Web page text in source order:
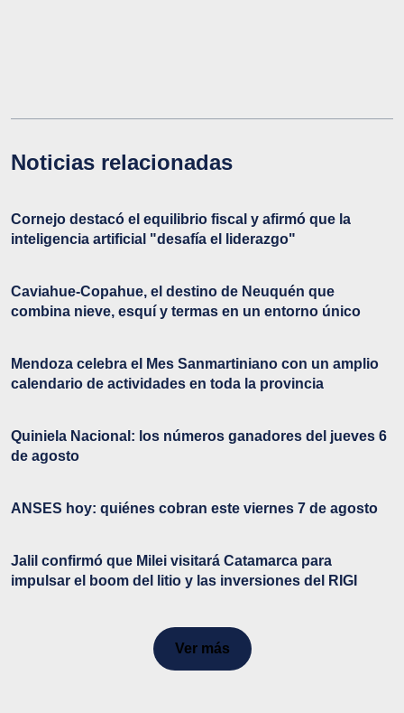
Noticias relacionadas
Cornejo destacó el equilibrio fiscal y afirmó que la
inteligencia artificial "desafía el liderazgo"
Caviahue-Copahue, el destino de Neuquén que
combina nieve, esquí y termas en un entorno único
Mendoza celebra el Mes Sanmartiniano con un amplio
calendario de actividades en toda la provincia
Quiniela Nacional: los números ganadores del jueves 6
de agosto
ANSES hoy: quiénes cobran este viernes 7 de agosto
Jalil confirmó que Milei visitará Catamarca para
impulsar el boom del litio y las inversiones del RIGI
Ver más